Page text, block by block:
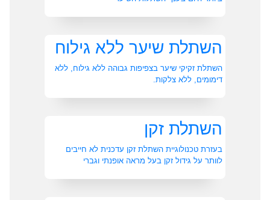
השתלת שיער ללא גילוח
השתלת זקיקי שיער בצפיפות גבוהה ללא גילוח, ללא
דימומים, ללא צלקות.
השתלת זקן
בעזרת טכנולוגיית השתלת זקן עדכנית לא חייבים
לוותר על גידול זקן בעל מראה אופנתי וגברי